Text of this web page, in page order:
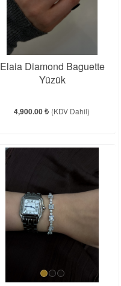
Elaia Diamond Baguette
Yüzük
4,900.00 ₺ (KDV Dahil)